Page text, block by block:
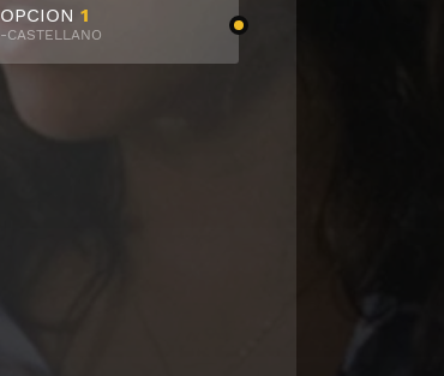
OPCION 1
-CASTELLANO